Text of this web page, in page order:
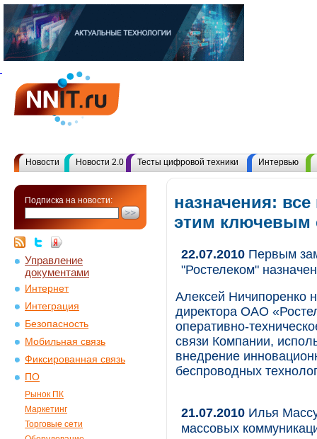
Новости Новости 2.0 Тесты цифровой техники Интервью
Подписка на новости:
Управление
документами
Интернет
Интеграция
Безопасность
Мобильная связь
Фиксированная связь
ПО
Рынок ПК
Маркетинг
Торговые сети
назначения:
этим ключевым
22.07.2010 Первым
"Ростелеком"
Алексей Ничипоренко
директора ОАО
оперативно-
связи Компании,
внедрение
беспроводных
21.07.2010 Илья
массовых